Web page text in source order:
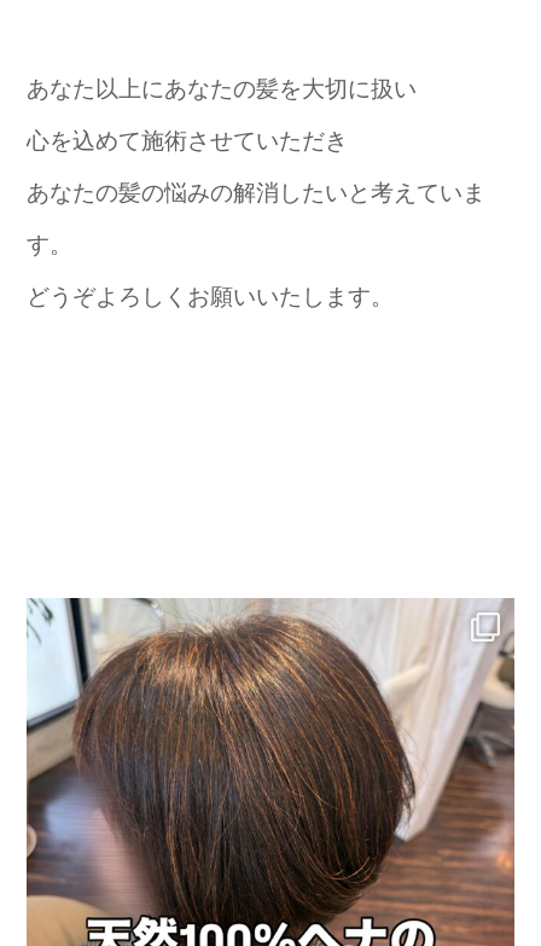
あなた以上にあなたの髪を大切に扱い
心を込めて施術させていただき
あなたの髪の悩みの解消したいと考えていま
す。
どうぞよろしくお願いいたします。